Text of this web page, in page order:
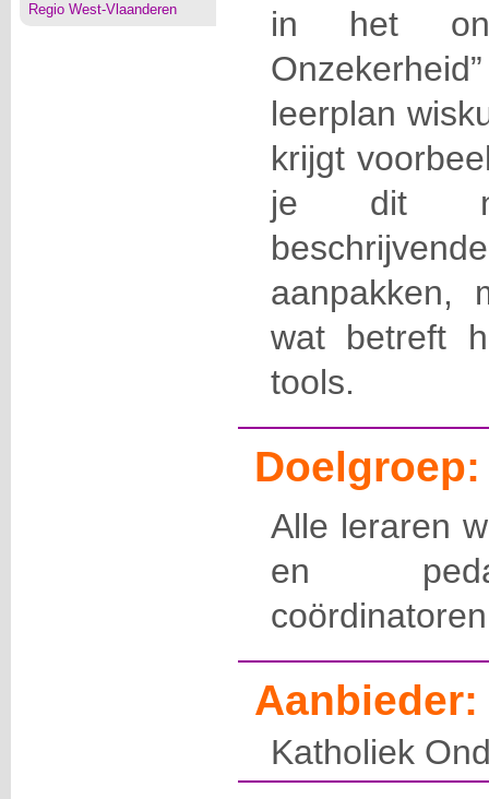
Regio West-Vlaanderen
in het
leerplan
krijgt
je dit
aanpakken,
wat betreft
tools.
Doelgroep:
Alle leraren
en
Aanbieder:
Katholiek